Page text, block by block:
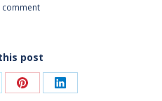
comment
post
Share Share